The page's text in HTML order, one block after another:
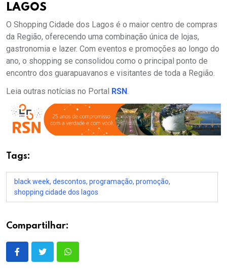
LAGOS
O Shopping Cidade dos Lagos é o maior centro de compras
da Região, oferecendo uma combinação única de lojas,
gastronomia e lazer. Com eventos e promoções ao longo do
ano, o shopping se consolidou como o principal ponto de
encontro dos guarapuavanos e visitantes de toda a Região.
Leia outras notícias no Portal RSN.
Tags:
black week, descontos, programação, promoção,
shopping cidade dos lagos
Compartilhar: